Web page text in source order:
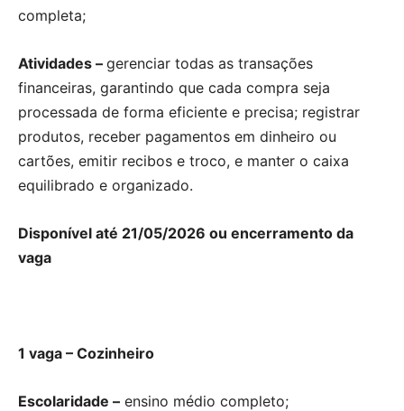
completa;
Atividades – gerenciar todas as transações
financeiras, garantindo que cada compra seja
processada de forma eficiente e precisa; registrar
produtos, receber pagamentos em dinheiro ou
cartões, emitir recibos e troco, e manter o caixa
equilibrado e organizado.
Disponível até 21/05/2026 ou encerramento da
vaga
1 vaga – Cozinheiro
Escolaridade – ensino médio completo;